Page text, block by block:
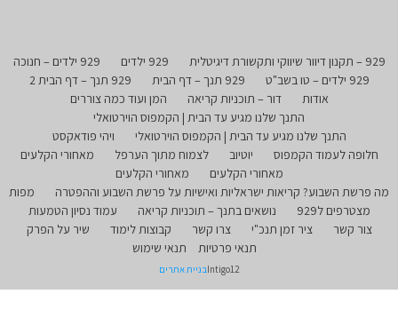
929 – תקנון דיוור שיווקי ותקשורת דיגיטלית 929 ילדים
929 ילדים – חנוכה
929 ילדים – טו בשב"ט
929 תנך – דף הבית
929 תנך – דף הבית 2
אודות
דור – תוכניות קריאה
המן ועוד כמה צוררים
התנך שלנו מגיע עד הבית | הקמפוס הוירטואלי
התנך שלנו מגיע עד הבית | הקמפוס הוירטואלי
ויהי פודאקסט
חלופה לעמוד הקמפוס
יוטיוב לצמוח מתוך הערפל
מאחורי הקלעים
מאחורי הקלעים
מאחורי הקלעים
מה פרשת השבוע? קריאות ישראליות ואישיות על פרשת השבוע וההפטרה
מפות
מצטרפים ל929
נושאים בתנך – תוכניות קריאה
עמוד נסיון הטמעות
צור קשר
ציר זמן תנכ"י צרו קשר קבוצות לימוד
שיר על הפרק
תנאי פרטיות
תנאי שימוש
Intigo12בניית אתרים